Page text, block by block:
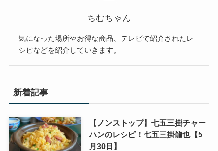
ちむちゃん
気になった場所やお得な商品、テレビで紹介されたレ
シピなどを紹介していきます。
新着記事
【ノンストップ】七五三掛チャー
ハンのレシピ！七五三掛龍也【5
月30日】